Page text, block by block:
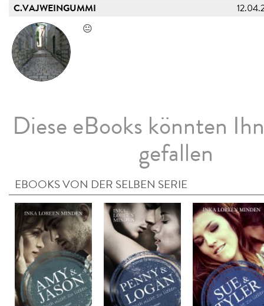
C.VAJWEINGUMMI
😐
Diese eBooks könnten
gefallen
EBOOKS VON DER SELBEN SERIE